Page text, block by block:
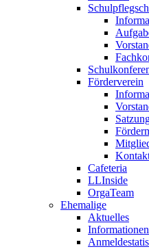
Förderverein
Cafeteria
LLInside
OrgaTeam
Ehemalige
Aktuelles
Informationen